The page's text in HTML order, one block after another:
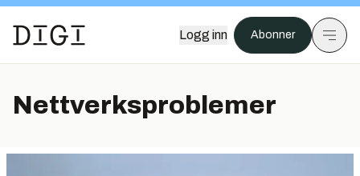
Logg inn Abonner
Nettverksproblemer